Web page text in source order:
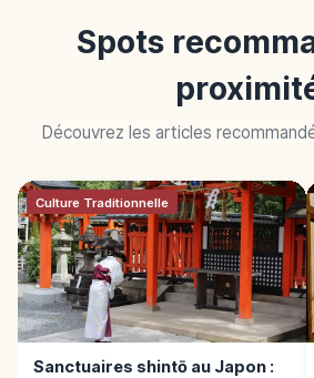
Spots
Découvrez les articles
Culture Traditionnelle
Sanctuaires shintō au Japon :